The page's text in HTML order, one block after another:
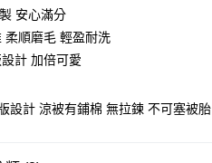
安心滿分
柔順磨毛 輕盈耐洗
計 加倍可愛
設計 涼被有鋪棉 無拉鍊 不可塞被胎